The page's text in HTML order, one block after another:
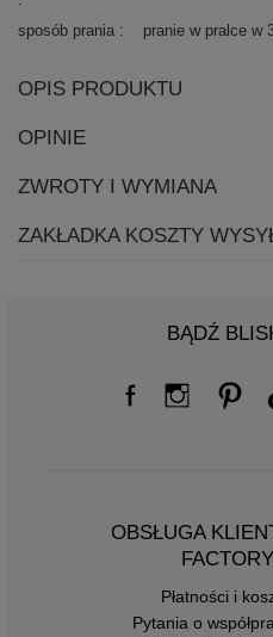
sposób prania pranie w pralce w
OPIS PRODUKTU
OPINIE
ZWROTY I WYMIANA
ZAKŁADKA KOSZTY
BĄDŹ
OBSŁUGA
Płatności i
Pytania o